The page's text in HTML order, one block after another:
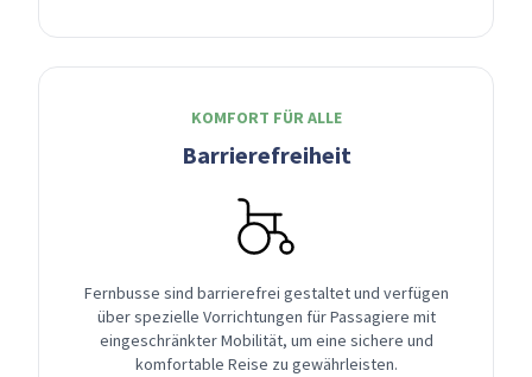
KOMFORT FÜR ALLE
Barrierefreiheit
Fernbusse sind barrierefrei gestaltet und verfügen
über spezielle Vorrichtungen für Passagiere mit
eingeschränkter Mobilität, um eine sichere und
komfortable Reise zu gewährleisten.